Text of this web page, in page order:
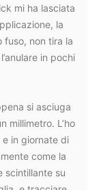
mi ha lasciata
la
fuso, non tira la
in pochi
si asciuga
millimetro. L’ho
in giornate di
come la
scintillante su